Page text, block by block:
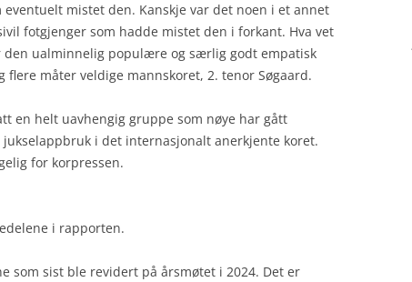
mistet den. Kanskje var det noen i et annet
fotgjenger som hadde mistet den i forkant. Hva vet
den ualminnelig populære og særlig godt empatisk
måter veldige mannskoret, 2. tenor Søgaard.
en helt uavhengig gruppe som nøye har gått
i det internasjonalt anerkjente koret.
for korpressen.
i rapporten.
som sist ble revidert på årsmøtet i 2024. Det er